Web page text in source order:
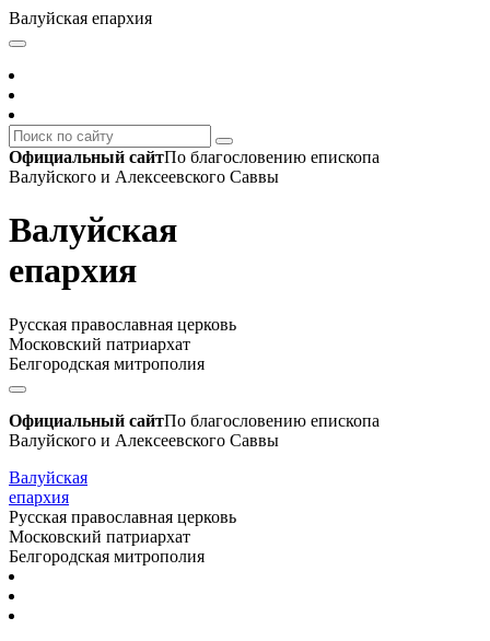
Валуйская епархия
Официальный сайтПо благословению епископа
Валуйского и Алексеевского Саввы
Валуйская
епархия
Русская православная церковь
Московский патриархат
Белгородская митрополия
Официальный сайтПо благословению епископа
Валуйского и Алексеевского Саввы
Валуйская
епархия
Русская православная церковь
Московский патриархат
Белгородская митрополия